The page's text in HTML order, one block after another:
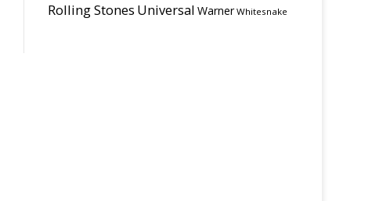
Rolling Stones Universal Warner Whitesnake